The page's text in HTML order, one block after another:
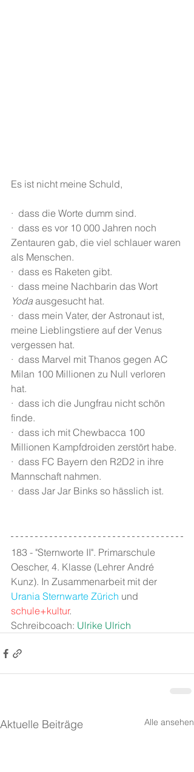
Es ist nicht meine Schuld,
·  dass die Worte dumm sind.
·  dass es vor 10 000 Jahren noch
Zentauren gab, die viel schlauer waren
als Menschen.
·  dass es Raketen gibt.
·  dass meine Nachbarin das Wort
Yoda ausgesucht hat.
·  dass mein Vater, der Astronaut ist,
meine Lieblingstiere auf der Venus
vergessen hat.
·  dass Marvel mit Thanos gegen AC
Milan 100 Millionen zu Null verloren
hat.
·  dass ich die Jungfrau nicht schön
finde.
·  dass ich mit Chewbacca 100
Millionen Kampfdroiden zerstört habe.
·  dass FC Bayern den R2D2 in ihre
Mannschaft nahmen.
·  dass Jar Jar Binks so hässlich ist.
183 - "Sternworte II". Primarschule
Oescher, 4. Klasse (Lehrer André
Kunz). In Zusammenarbeit mit der
Urania Sternwarte Zürich und
schule+kultur.
Schreibcoach: Ulrike Ulrich
Aktuelle Beiträge Alle ansehen